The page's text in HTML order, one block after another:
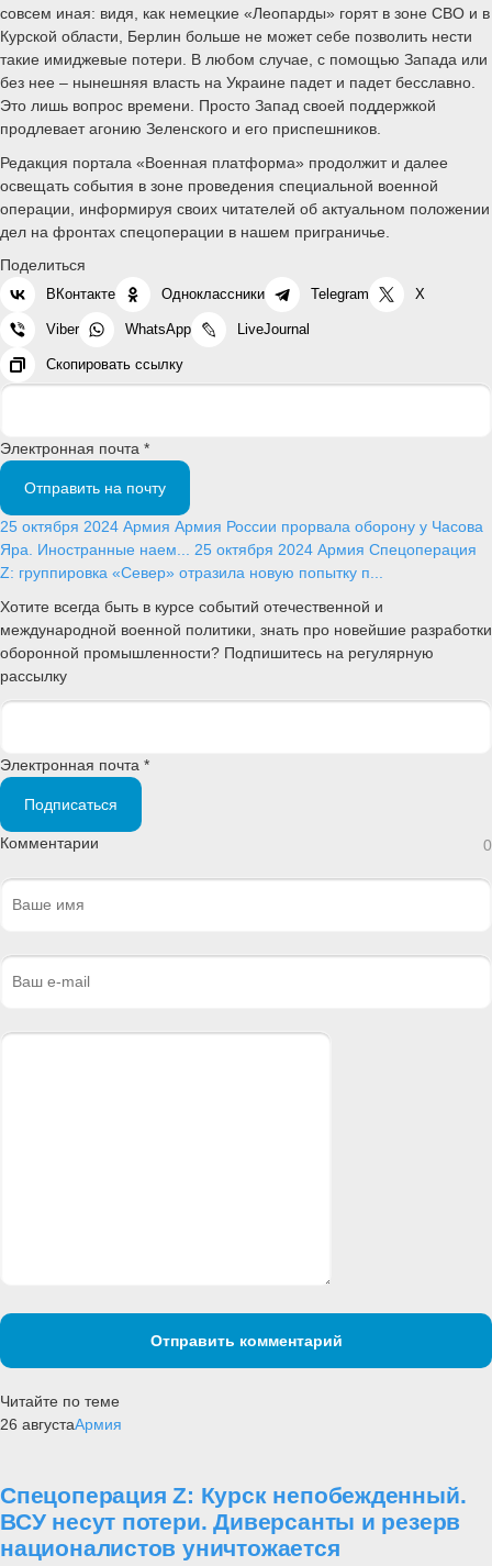
совсем иная: видя, как немецкие «Леопарды» горят в зоне СВО и в
Курской области, Берлин больше не может себе позволить нести
такие имиджевые потери. В любом случае, с помощью Запада или
без нее – нынешняя власть на Украине падет и падет бесславно.
Это лишь вопрос времени. Просто Запад своей поддержкой
продлевает агонию Зеленского и его приспешников.
Редакция портала «Военная платформа» продолжит и далее
освещать события в зоне проведения специальной военной
операции, информируя своих читателей об актуальном положении
дел на фронтах спецоперации в нашем приграничье.
Поделиться
ВКонтакте Одноклассники Telegram X
Viber WhatsApp LiveJournal
Скопировать ссылку
Электронная почта *
Отправить на почту
25 октября 2024 Армия Армия России прорвала оборону у Часова
Яра. Иностранные наем... 25 октября 2024 Армия Спецоперация
Z: группировка «Север» отразила новую попытку п...
Хотите всегда быть в курсе событий отечественной и
международной военной политики, знать про новейшие разработки
оборонной промышленности? Подпишитесь на регулярную
рассылку
Электронная почта *
Подписаться
Комментарии 0
Отправить комментарий
Читайте по теме
26 августаАрмия
Спецоперация Z: Курск непобежденный.
ВСУ несут потери. Диверсанты и резерв
националистов уничтожается